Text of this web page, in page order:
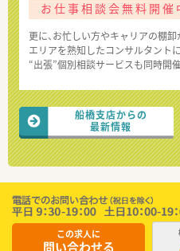
お仕事相談会無料開催
更に、お忙しい方やキャリアの棚
エリアを熟知したコンサルタントに
“出張”個別相談サービスも同時開
船橋支店からの
最新情報
この求人に
問い合わせる